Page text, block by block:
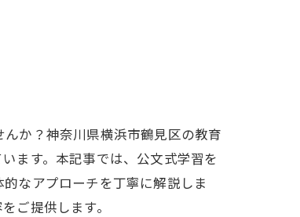
か？神奈川県横浜市鶴見区の教育
ます。本記事では、公文式学習を
なアプローチを丁寧に解説しま
ご提供します。